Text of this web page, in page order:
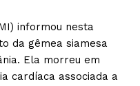
informou nesta
da gêmea siamesa
Ela morreu em
cardíaca associada a